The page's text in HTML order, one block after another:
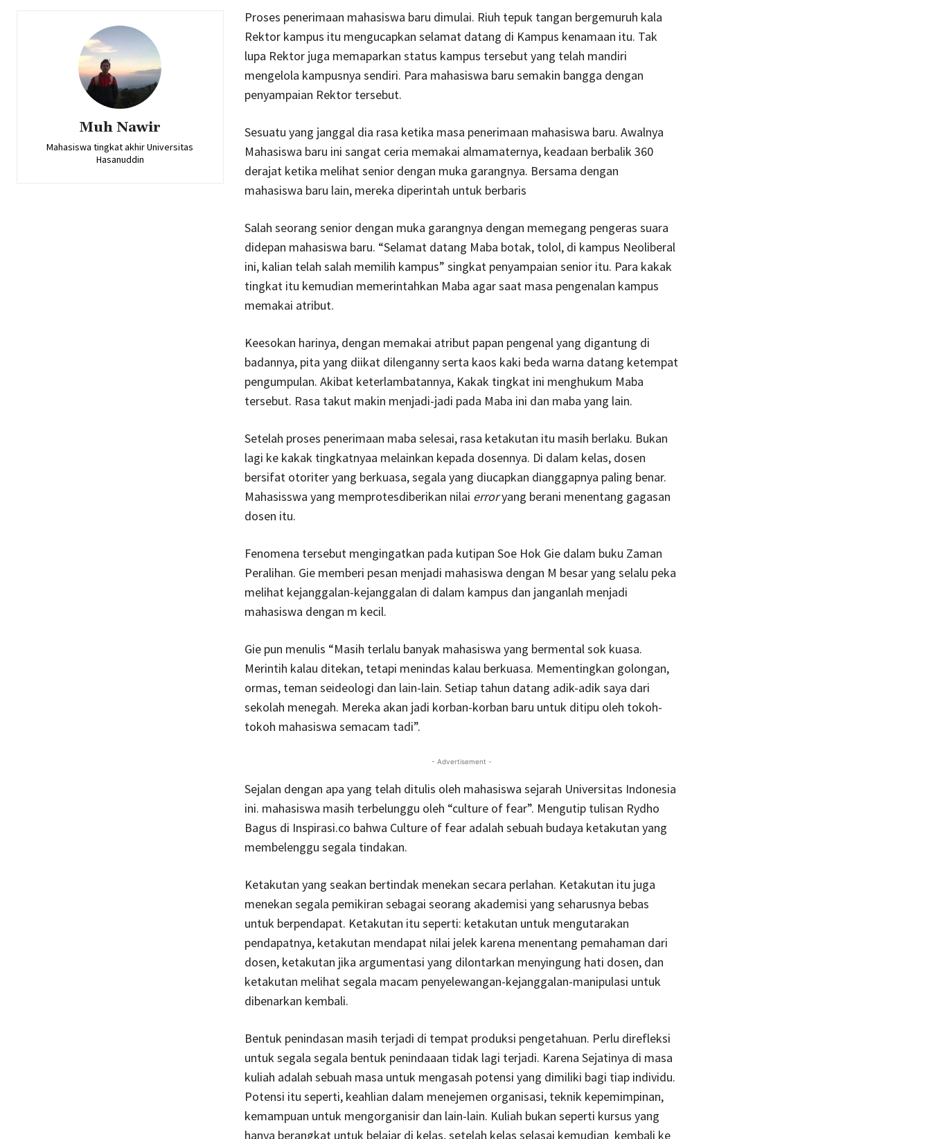
Muh Nawir
Mahasiswa tingkat akhir Universitas
Hasanuddin
Proses penerimaan mahasiswa baru dimulai. Riuh tepuk tangan bergemuruh kala
Rektor kampus itu mengucapkan selamat datang di Kampus kenamaan itu. Tak
lupa Rektor juga memaparkan status kampus tersebut yang telah mandiri
mengelola kampusnya sendiri. Para mahasiswa baru semakin bangga dengan
penyampaian Rektor tersebut.
Sesuatu yang janggal dia rasa ketika masa penerimaan mahasiswa baru. Awalnya
Mahasiswa baru ini sangat ceria memakai almamaternya, keadaan berbalik 360
derajat ketika melihat senior dengan muka garangnya. Bersama dengan
mahasiswa baru lain, mereka diperintah untuk berbaris
Salah seorang senior dengan muka garangnya dengan memegang pengeras suara
didepan mahasiswa baru. “Selamat datang Maba botak, tolol, di kampus Neoliberal
ini, kalian telah salah memilih kampus” singkat penyampaian senior itu. Para kakak
tingkat itu kemudian memerintahkan Maba agar saat masa pengenalan kampus
memakai atribut.
Keesokan harinya, dengan memakai atribut papan pengenal yang digantung di
badannya, pita yang diikat dilenganny serta kaos kaki beda warna datang ketempat
pengumpulan. Akibat keterlambatannya, Kakak tingkat ini menghukum Maba
tersebut. Rasa takut makin menjadi-jadi pada Maba ini dan maba yang lain.
Setelah proses penerimaan maba selesai, rasa ketakutan itu masih berlaku. Bukan
lagi ke kakak tingkatnyaa melainkan kepada dosennya. Di dalam kelas, dosen
bersifat otoriter yang berkuasa, segala yang diucapkan dianggapnya paling benar.
Mahasisswa yang memprotesdiberikan nilai erroryang berani menentang gagasan
dosen itu.
Fenomena tersebut mengingatkan pada kutipan Soe Hok Gie dalam buku Zaman
Peralihan. Gie memberi pesan menjadi mahasiswa dengan M besar yang selalu peka
melihat kejanggalan-kejanggalan di dalam kampus dan janganlah menjadi
mahasiswa dengan m kecil.
Gie pun menulis “Masih terlalu banyak mahasiswa yang bermental sok kuasa.
Merintih kalau ditekan, tetapi menindas kalau berkuasa. Mementingkan golongan,
ormas, teman seideologi dan lain-lain. Setiap tahun datang adik-adik saya dari
sekolah menegah. Mereka akan jadi korban-korban baru untuk ditipu oleh tokoh-
tokoh mahasiswa semacam tadi”.
- Advertisement -
Sejalan dengan apa yang telah ditulis oleh mahasiswa sejarah Universitas Indonesia
ini. mahasiswa masih terbelunggu oleh “culture of fear”. Mengutip tulisan Rydho
Bagus di Inspirasi.co bahwa Culture of fear adalah sebuah budaya ketakutan yang
membelenggu segala tindakan.
Ketakutan yang seakan bertindak menekan secara perlahan. Ketakutan itu juga
menekan segala pemikiran sebagai seorang akademisi yang seharusnya bebas
untuk berpendapat. Ketakutan itu seperti: ketakutan untuk mengutarakan
pendapatnya, ketakutan mendapat nilai jelek karena menentang pemahaman dari
dosen, ketakutan jika argumentasi yang dilontarkan menyingung hati dosen, dan
ketakutan melihat segala macam penyelewangan-kejanggalan-manipulasi untuk
dibenarkan kembali.
Bentuk penindasan masih terjadi di tempat produksi pengetahuan. Perlu direfleksi
untuk segala segala bentuk penindaaan tidak lagi terjadi. Karena Sejatinya di masa
kuliah adalah sebuah masa untuk mengasah potensi yang dimiliki bagi tiap individu.
Potensi itu seperti, keahlian dalam menejemen organisasi, teknik kepemimpinan,
kemampuan untuk mengorganisir dan lain-lain. Kuliah bukan seperti kursus yang
hanya berangkat untuk belajar di kelas, setelah kelas selasai kemudian kembali ke